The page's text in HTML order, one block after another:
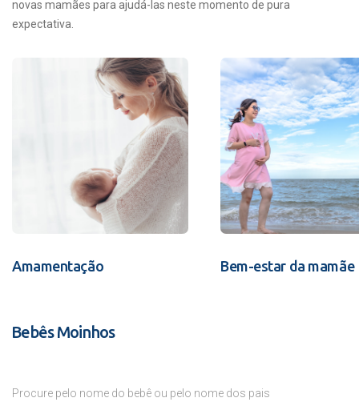
novas mamães para ajudá-las neste momento de pura
expectativa.
Amamentação Bem-estar da mamãe
Bebês Moinhos
Procure pelo nome do bebê ou pelo nome dos pais